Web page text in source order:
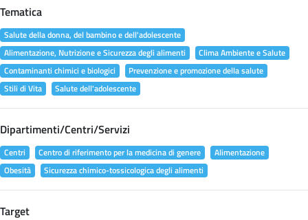
Tematica
Salute della donna, del bambino e dell'adolescente
Alimentazione, Nutrizione e Sicurezza degli alimenti
Clima Ambiente e Salute
Contaminanti chimici e biologici
Prevenzione e promozione della salute
Stili di Vita
Salute dell'adolescente
Dipartimenti/Centri/Servizi
Centri Centro di riferimento per la medicina di genere
Alimentazione
Obesità
Sicurezza chimico-tossicologica degli alimenti
Target